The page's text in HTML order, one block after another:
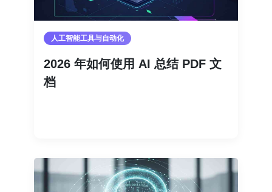
人工智能工具与自动化
2026 年如何使用 AI 总结 PDF 文
档